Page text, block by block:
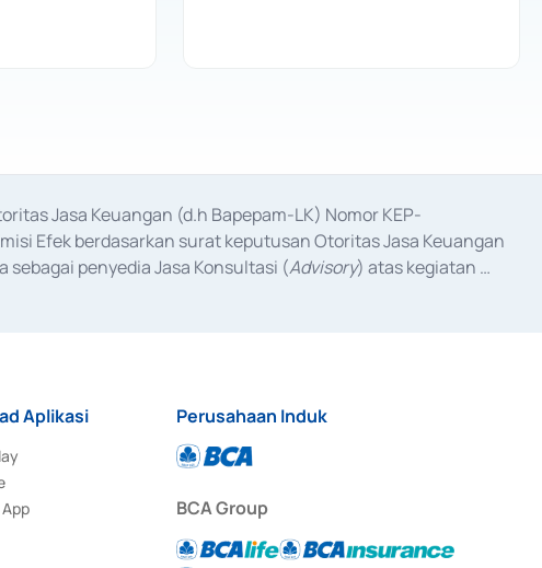
Jasa Keuangan (d.h Bapepam-LK) Nomor KEP-
Efek berdasarkan surat keputusan Otoritas Jasa Keuangan
sebagai penyedia Jasa Konsultasi (Advisory) atas kegiatan
Aplikasi Perusahaan Induk
BCA Group